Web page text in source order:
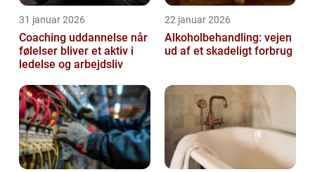
31 januar 2026
Coaching uddannelse når
følelser bliver et aktiv i
ledelse og arbejdsliv
22 januar 2026
Alkoholbehandling: vejen
ud af et skadeligt forbrug